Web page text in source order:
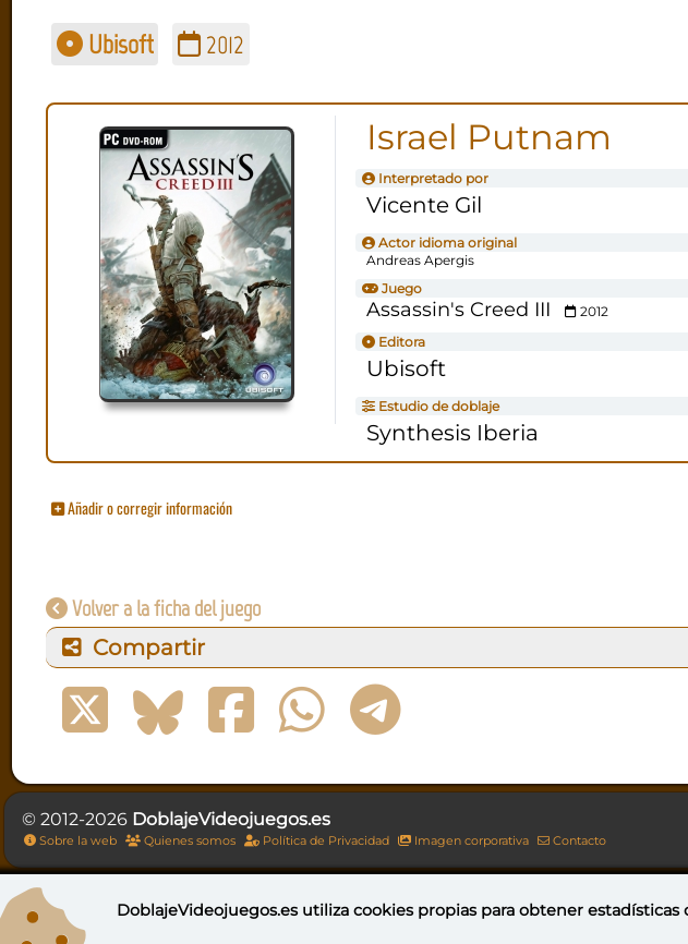
Ubisoft 2012
Israel Putnam
Interpretado por
Vicente Gil
Actor idioma original
Andreas Apergis
Juego
Assassin's Creed III
2012
Editora
Ubisoft
Estudio de doblaje
Synthesis Iberia
Añadir o corregir información
Volver a la ficha del juego
Compartir
© 2012-2026 DoblajeVideojuegos.es
Sobre la web Quienes somos Política de Privacidad Imagen corporativa Contacto
Esta obra está bajo una licencia de Creative
DoblajeVideojuegos.es utilizacookies propiaspara obtener estadísticas